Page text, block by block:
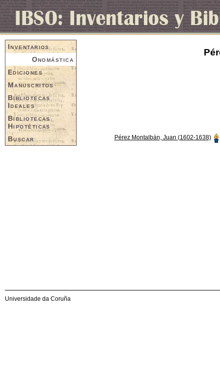
Inventarios
Onomástica
Ediciones
Manuscritos
Bibliotecas
Ideales
Bibliotecas
Hipotéticas
Buscar
Pérez Montalbán, Juan (1602-1638)
Universidade da Coruña